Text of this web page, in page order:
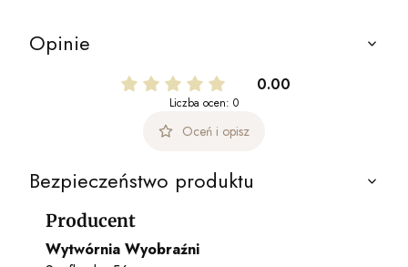
Opinie
0.00
Liczba ocen: 0
Oceń i opisz
Bezpieczeństwo produktu
Producent
Wytwórnia Wyobraźni